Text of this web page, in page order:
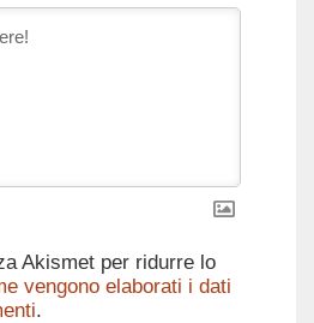
Akismet per ridurre lo
vengono elaborati i dati
.